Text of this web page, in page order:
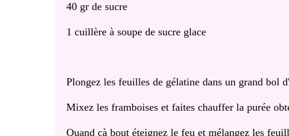
40 gr de sucre
1 cuillère à soupe de sucre glace
Plongez les feuilles de gélatine dans un grand bol
Mixez les framboises et faites chauffer la purée
Quand çà bout éteignez le feu et mélangez les